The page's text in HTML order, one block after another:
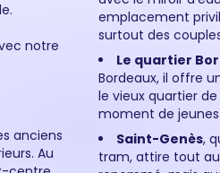
notre
anciens
Au
emplacement
surtout des
Le quartier
Bordeaux, il offre
le vieux quartier
moment de
Saint-Genès,
tram, attire tout